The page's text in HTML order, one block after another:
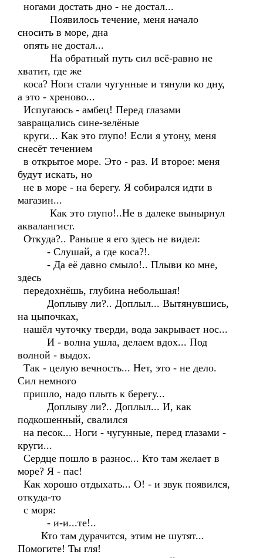
ногами достать дно - не достал...
Появилось течение, меня начало
сносить в море, дна
опять не достал...
На обратный путь сил всё-равно не
хватит, где же
коса? Ноги стали чугунные и тянули ко дну,
а это - хреново...
Испугаюсь - амбец! Перед глазами
завращались сине-зелёные
круги... Как это глупо! Если я утону, меня
снесёт течением
в открытое море. Это - раз. И второе: меня
будут искать, но
не в море - на берегу. Я собирался идти в
магазин...
Как это глупо!..Не в далеке вынырнул
аквалангист.
Откуда?.. Раньше я его здесь не видел:
- Слушай, а где коса?!.
- Да её давно смыло!.. Плыви ко мне,
здесь
передохнёшь, глубина небольшая!
Доплыву ли?.. Доплыл... Вытянувшись,
на цыпочках,
нашёл чуточку тверди, вода закрывает нос...
И - волна ушла, делаем вдох... Под
волной - выдох.
Так - целую вечность... Нет, это - не дело.
Сил немного
пришло, надо плыть к берегу...
Доплыву ли?.. Доплыл... И, как
подкошенный, свалился
на песок... Ноги - чугунные, перед глазами -
круги...
Сердце пошло в разнос... Кто там желает в
море? Я - пас!
Как хорошо отдыхать... О! - и звук появился,
откуда-то
с моря:
- и-и...те!..
Кто там дурачится, этим не шутят...
Помогите! Ты гля!